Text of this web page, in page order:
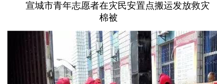
宣城市青年志愿者在灾民安置点搬运发放救灾
棉被